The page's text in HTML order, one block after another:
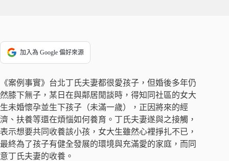
加入為 Google 偏好來源
《案例事實》台北丁氏夫妻都很愛孩子，但婚後多年仍
然膝下無子，某日在與鄰居閒談時，得知同社區的女大
生未婚懷孕並生下孩子（未滿一歲），正因將來的經
濟、扶養等還在煩惱如何養育。丁氏夫妻遂與之接觸，
表示想要共同收養該小孩，女大生雖然心裡掙扎不已，
最終為了孩子有健全發展的環境與充滿愛的家庭，而同
意丁氏夫妻的收養。